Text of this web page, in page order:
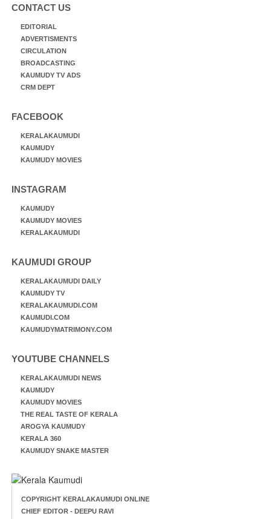
CONTACT US
EDITORIAL
ADVERTISMENTS
CIRCULATION
BROADCASTING
KAUMUDY TV ADS
CRM DEPT
FACEBOOK
KERALAKAUMUDI
KAUMUDY
KAUMUDY MOVIES
INSTAGRAM
KAUMUDY
KAUMUDY MOVIES
KERALAKAUMUDI
KAUMUDI GROUP
KERALAKAUMUDI DAILY
KAUMUDY TV
KERALAKAUMUDI.COM
KAUMUDI.COM
KAUMUDYMATRIMONY.COM
YOUTUBE CHANNELS
KERALAKAUMUDI NEWS
KAUMUDY
KAUMUDY MOVIES
THE REAL TASTE OF KERALA
AROGYA KAUMUDY
KERALA 360
KAUMUDY SNAKE MASTER
COPYRIGHT KERALAKAUMUDI ONLINE
CHIEF EDITOR - DEEPU RAVI